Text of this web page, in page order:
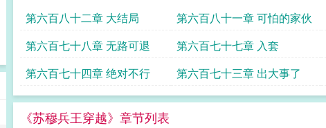
第六百八十二章 大结局 第六百八十一章 可怕的家伙
第六百七十八章 无路可退
第六百七十七章 入套
第六百七十四章 绝对不行
第六百七十三章 出大事了
《苏穆兵王穿越》章节列表